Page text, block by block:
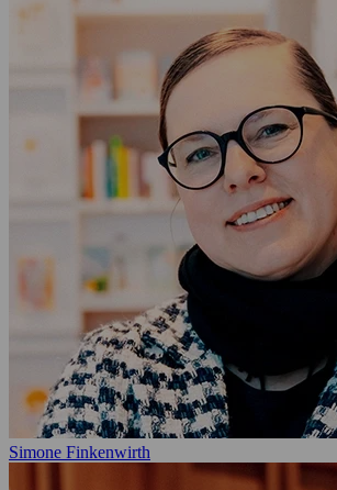
Simone Finkenwirth